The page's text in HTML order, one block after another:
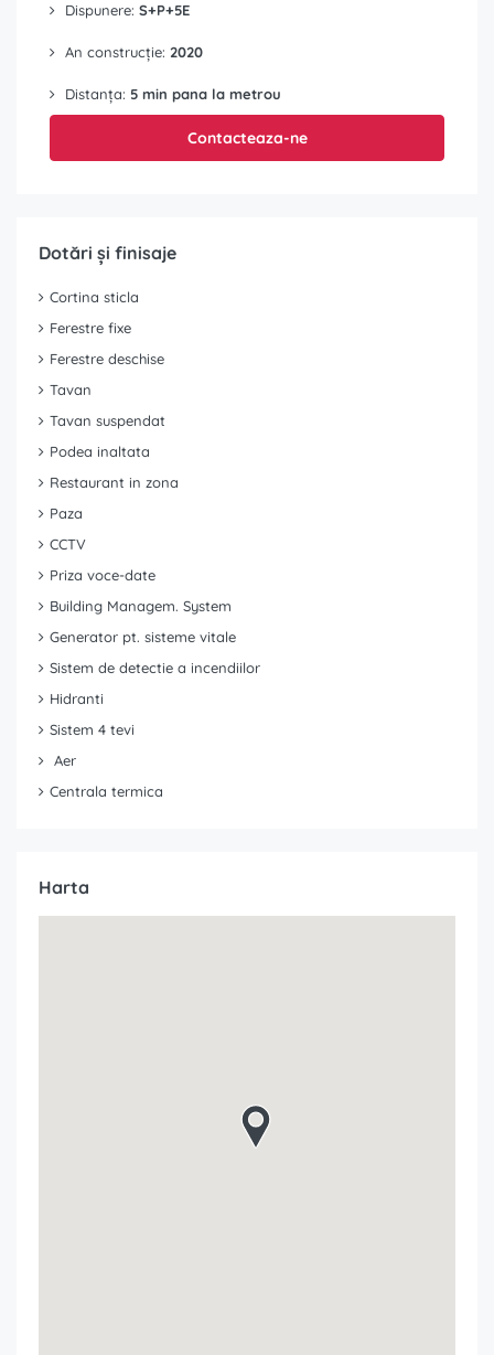
Dispunere: S+P+5E
An construcție: 2020
Distanța: 5 min pana la metrou
Contacteaza-ne
Dotări și finisaje
Cortina sticla
Ferestre fixe
Ferestre deschise
Tavan
Tavan suspendat
Podea inaltata
Restaurant in zona
Paza
CCTV
Priza voce-date
Building Managem. System
Generator pt. sisteme vitale
Sistem de detectie a incendiilor
Hidranti
Sistem 4 tevi
Aer
Centrala termica
Harta